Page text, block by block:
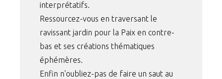
interprétatifs.
Ressourcez-vous en traversant le
ravissant jardin pour la Paix en contre-
bas et ses créations thématiques
éphémères.
Enfin n'oubliez-pas de faire un saut au